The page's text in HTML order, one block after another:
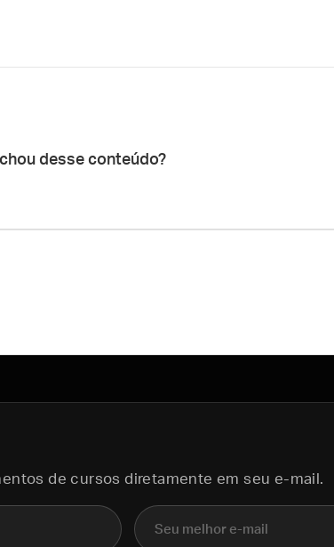
desse conteúdo?
de cursos diretamente em seu e-mail.
E-mail